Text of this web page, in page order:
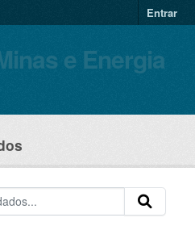
Entrar
e Energia